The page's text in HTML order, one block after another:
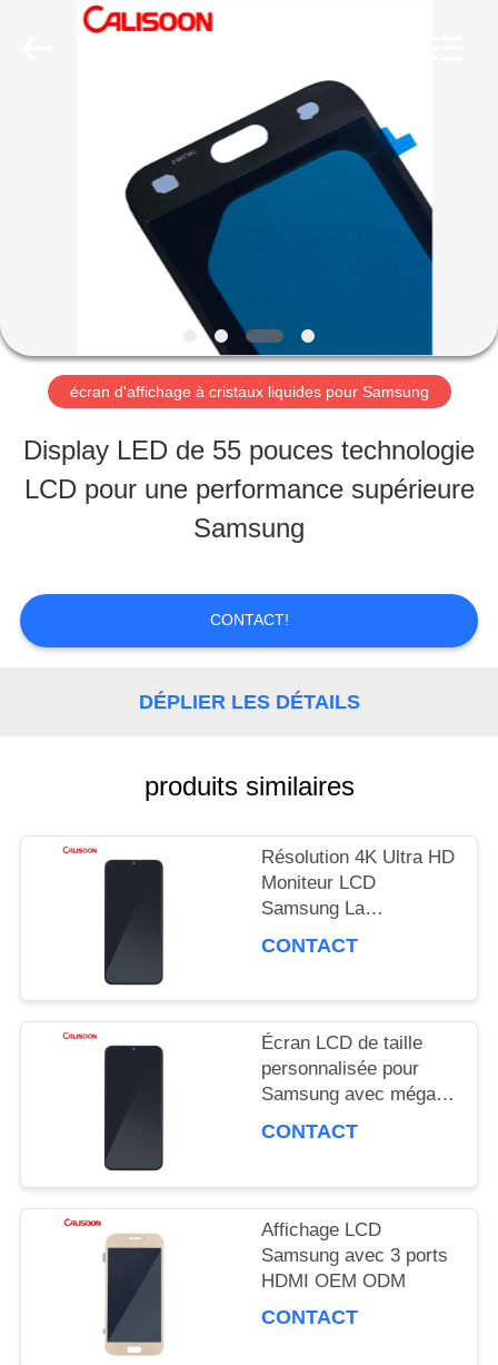
PRODUITS
A
PROPOS
DE
NOUS
VISITE
D'USINE
CONTRÔLE
QUALITÉ
DEMANDE
DE
SOUMISSION
SITE
PRIVACY
POLICY
écran d'affichage à cristaux liquides pour Samsung
Display LED de 55 pouces technologie
LCD pour une performance supérieure
Samsung
CONTACT!
DÉPLIER LES DÉTAILS
produits similaires
Résolution 4K Ultra HD
Moniteur LCD
Samsung La
performance de l'écran
CONTACT
Écran LCD de taille
personnalisée pour
Samsung avec méga
contraste et angle de
CONTACT
Affichage LCD
Samsung avec 3 ports
HDMI OEM ODM
CONTACT